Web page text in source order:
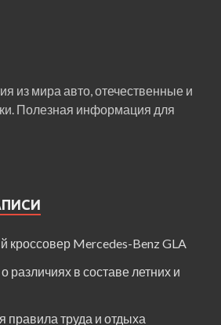
из мира авто, отечественные и
Полезная информация для
кроссовер Mercedes-Benz GLA
различиях в составе летних и
правила труда и отдыха